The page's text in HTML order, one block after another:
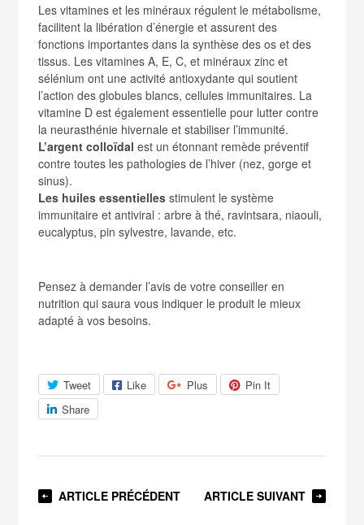
Les vitamines et les minéraux régulent le métabolisme,
facilitent la libération d’énergie et assurent des
fonctions importantes dans la synthèse des os et des
tissus. Les vitamines A, E, C, et minéraux zinc et
sélénium ont une activité antioxydante qui soutient
l’action des globules blancs, cellules immunitaires. La
vitamine D est également essentielle pour lutter contre
la neurasthénie hivernale et stabiliser l’immunité.
L’argent colloïdal est un étonnant remède préventif
contre toutes les pathologies de l’hiver (nez, gorge et
sinus).
Les huiles essentielles stimulent le système
immunitaire et antiviral : arbre à thé, ravintsara, niaouli,
eucalyptus, pin sylvestre, lavande, etc.
Pensez à demander l’avis de votre conseiller en
nutrition qui saura vous indiquer le produit le mieux
adapté à vos besoins.
Tweet Like Plus
Pin It
Share
ARTICLE PRÉCÉDENT ARTICLE SUIVANT